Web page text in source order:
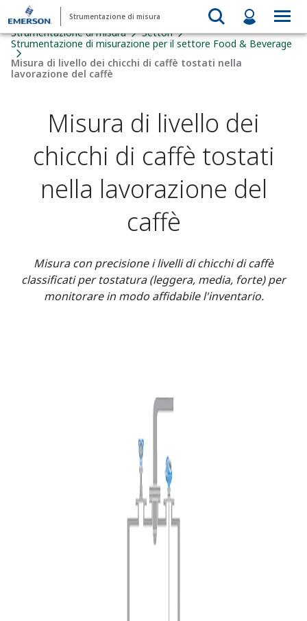
Strumentazione di misura
Strumentazione di misura
Settori
Strumentazione di misurazione per il settore Food & Beverage​
Misura di livello dei chicchi di caffè tostati nella
lavorazione del caffè
Misura di livello dei
chicchi di caffè tostati
nella lavorazione del
caffè
Misura con precisione i livelli di chicchi di caffè
classificati per tostatura (leggera, media, forte) per
monitorare in modo affidabile l'inventario.